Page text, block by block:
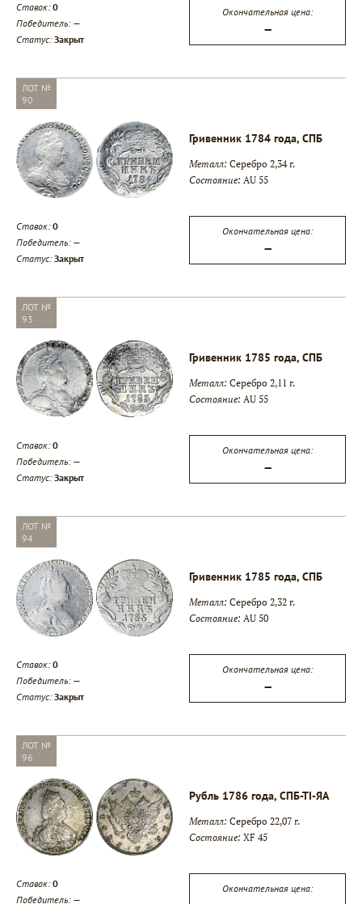
Ставок:0
Победитель: —
Статус:Закрыт
Окончательная цена:
—
ЛОТ №
90
Гривенник 1784 года, СПБ
Металл: Серебро 2,34 г.
Состояние: AU 55
Ставок:0
Победитель: —
Статус:Закрыт
Окончательная цена:
—
ЛОТ №
93
Гривенник 1785 года, СПБ
Металл: Серебро 2,11 г.
Состояние: AU 55
Ставок:0
Победитель: —
Статус:Закрыт
Окончательная цена:
—
ЛОТ №
94
Гривенник 1785 года, СПБ
Металл: Серебро 2,32 г.
Состояние: AU 50
Ставок:0
Победитель: —
Статус:Закрыт
Окончательная цена:
—
ЛОТ №
96
Рубль 1786 года, СПБ-ТI-ЯА
Металл: Серебро 22,07 г.
Состояние: XF 45
Ставок:0
Победитель: —
Окончательная цена: